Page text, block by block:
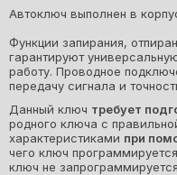
Удобная оплата!
• Онлайн-банкинг Visa,
Тинькофф и др.
• Безналичный расчёт
• ЕРИП онлайн (для
Автоключ выполнен в
Функции запирания,
гарантируют
работу. Проводное
передачу сигнала и
Данный ключ требует
родного ключа с
характеристиками при
чего ключ
ключ не